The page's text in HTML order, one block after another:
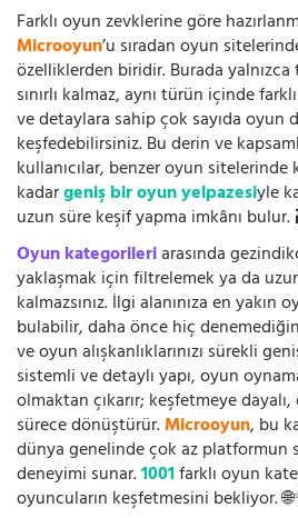
Farklı oyun zevklerine göre
Microoyun’u sıradan oyun
özelliklerden biridir. Burada
sınırlı kalmaz, aynı türün içinde
ve detaylara sahip çok sayıda oyun
keşfedebilirsiniz. Bu derin ve
kullanıcılar, benzer oyun sitelerinde
kadargeniş bir oyun yelpazesiyle
uzun süre keşif yapma imkânı
Oyun kategorileriarasında
yaklaşmak için filtrelemek ya da
kalmazsınız. İlgi alanınıza en yakın
bulabilir, daha önce hiç
ve oyun alışkanlıklarınızı sürekli
sistemli ve detaylı yapı, oyun
olmaktan çıkarır; keşfetmeye
sürece dönüştürür.Microoyun, bu
dünya genelinde çok az platformun
deneyimi sunar.1001farklı oyun
oyuncuların keşfetmesini bekliyor.